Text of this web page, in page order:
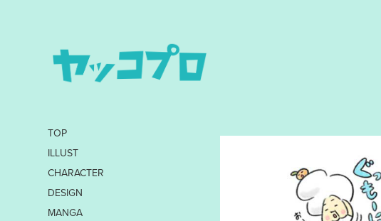
TOP
ILLUST
CHARACTER
DESIGN
MANGA